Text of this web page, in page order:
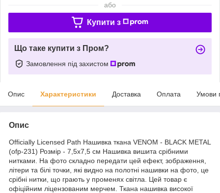
або
Купити з
Що таке купити з Пром?
Замовлення під захистом
Опис Характеристики Доставка Оплата Умови
Опис
Officially Licensed Path Нашивка ткана VENOM - BLACK METAL
(ofp-231) Розмір - 7,5х7,5 см Нашивка вишита срібними
нитками. На фото складно передати цей ефект, зображення,
літери та білі точки, які видно на полотні нашивки на фото, це
срібні нитки, що грають у променях світла. Цей товар є
офіційним ліцензованим мерчем. Ткана нашивка високої